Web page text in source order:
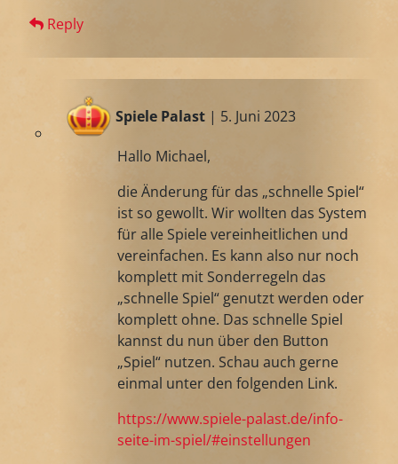
Reply
Spiele Palast | 5. Juni 2023
Hallo Michael,
die Änderung für das „schnelle Spiel“
ist so gewollt. Wir wollten das System
für alle Spiele vereinheitlichen und
vereinfachen. Es kann also nur noch
komplett mit Sonderregeln das
„schnelle Spiel“ genutzt werden oder
komplett ohne. Das schnelle Spiel
kannst du nun über den Button
„Spiel“ nutzen. Schau auch gerne
einmal unter den folgenden Link.
https://www.spiele-palast.de/info-
seite-im-spiel/#einstellungen